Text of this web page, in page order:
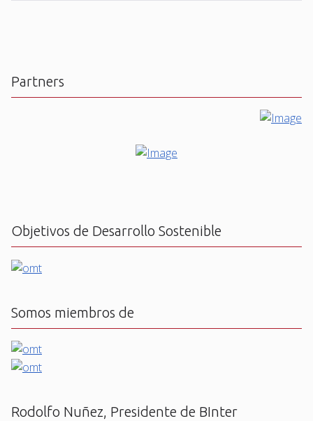
Partners
Objetivos de Desarrollo Sostenible
Somos miembros de
Rodolfo Nuñez, Presidente de BInter